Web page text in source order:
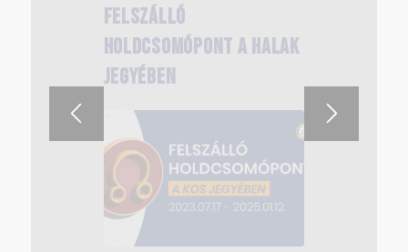
Felszálló
holdcsomópont a Halak
jegyében
Szaturnusz mítosza = A
karma működése
Karma és önismeret